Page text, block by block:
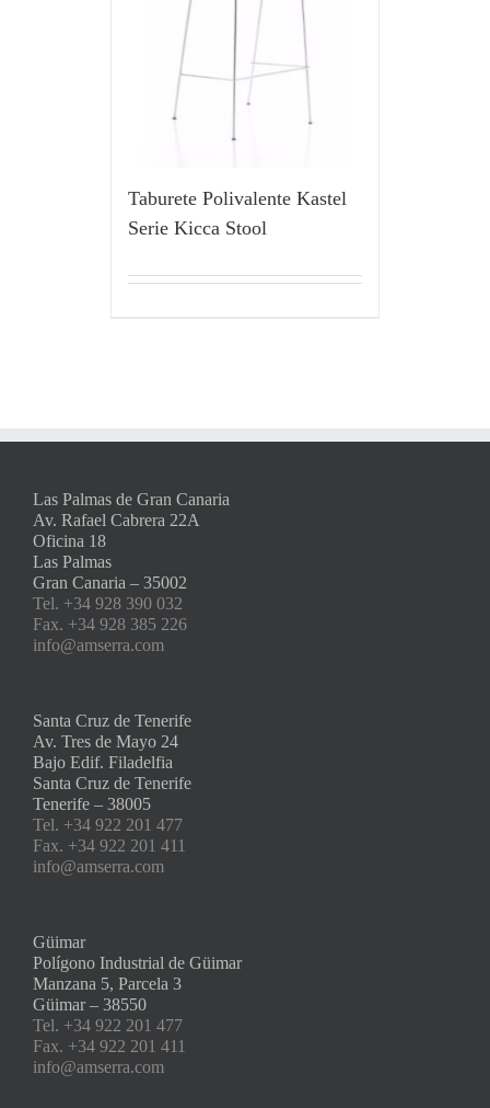
Taburete Polivalente Kastel
Serie Kicca Stool
Las Palmas de Gran Canaria
Av. Rafael Cabrera 22A
Oficina 18
Las Palmas
Gran Canaria – 35002
Tel. +34 928 390 032
Fax. +34 928 385 226
info@amserra.com
Santa Cruz de Tenerife
Av. Tres de Mayo 24
Bajo Edif. Filadelfia
Santa Cruz de Tenerife
Tenerife – 38005
Tel. +34 922 201 477
Fax. +34 922 201 411
info@amserra.com
Güimar
Polígono Industrial de Güimar
Manzana 5, Parcela 3
Güimar – 38550
Tel. +34 922 201 477
Fax. +34 922 201 411
info@amserra.com